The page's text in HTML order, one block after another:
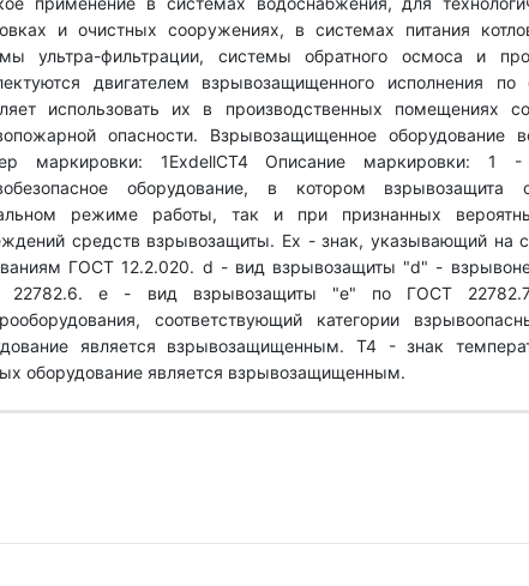
и очистных сооружениях, в системах питания
ультра-фильтрации, системы обратного осмоса и
двигателем взрывозащищенного исполнения
использовать их в производственных помещениях
опасности. Взрывозащищенное оборудование
маркировки: 1ExdellCT4 Описание маркировки: 1 -
оборудование, в котором взрывозащита
режиме работы, так и при признанных
средств взрывозащиты. Ех - знак, указывающий на
ГОСТ 12.2.020. d - вид взрывозащиты "d" -
22782.6. е - вид взрывозащиты "е" по ГОСТ
соответствующий категории
является взрывозащищенным. Т4 - знак
оборудование является взрывозащищенным.